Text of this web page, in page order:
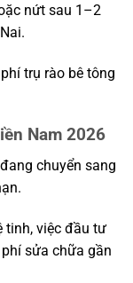
nứt sau 1–2
trụ rào bê tông
Nam 2026
chuyển sang
tinh, việc đầu tư
sửa chữa gần